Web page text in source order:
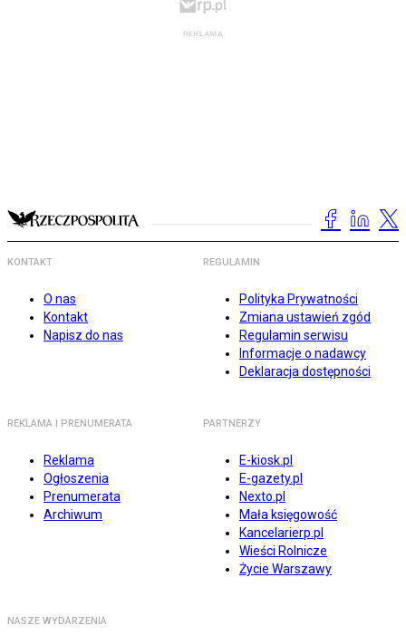
KONTAKT
O nas
Kontakt
Napisz do nas
REGULAMIN
Polityka Prywatności
Zmiana ustawień zgód
Regulamin serwisu
Informacje o nadawcy
Deklaracja dostępności
REKLAMA I PRENUMERATA
Reklama
Ogłoszenia
Prenumerata
Archiwum
PARTNERZY
E-kiosk.pl
E-gazety.pl
Nexto.pl
Mała księgowość
Kancelarierp.pl
Wieści Rolnicze
Życie Warszawy
NASZE WYDARZENIA